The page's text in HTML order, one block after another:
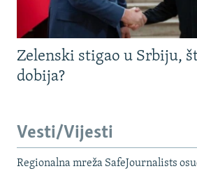
Zelenski stigao u Srbiju,
dobija?
Vesti/Vijesti
Regionalna mreža SafeJournalists